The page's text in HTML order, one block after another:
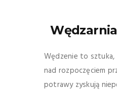
Wędzenie to sztuka,
nad rozpoczęciem
potrawy zyskują